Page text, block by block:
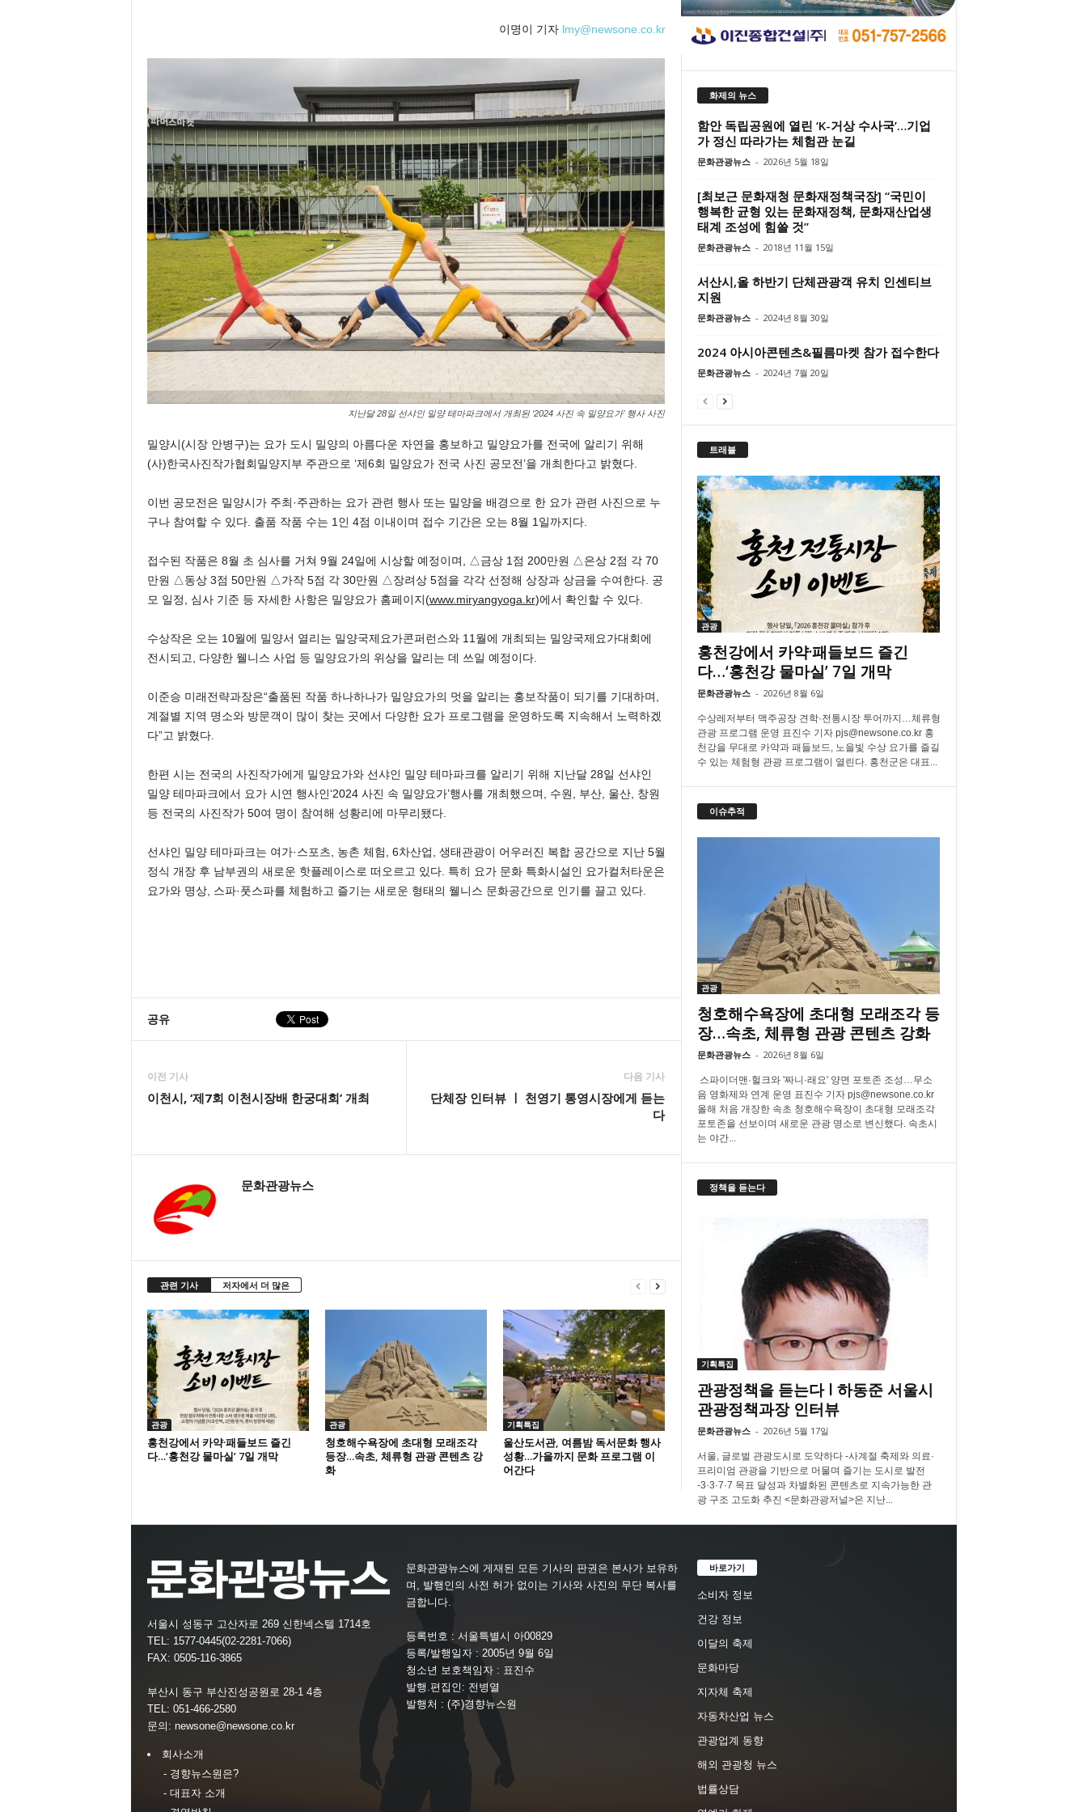
이명이 기자 lmy@newsone.co.kr
지난달 28일 선샤인 밀양 테마파크에서 개최된 ‘2024 사진 속 밀양요가’ 행사 사진
밀양시(시장 안병구)는 요가 도시 밀양의 아름다운 자연을 홍보하고 밀양요가를 전국에 알리기 위해
(사)한국사진작가협회밀양지부 주관으로 ‘제6회 밀양요가 전국 사진 공모전’을 개최한다고 밝혔다.
이번 공모전은 밀양시가 주최·주관하는 요가 관련 행사 또는 밀양을 배경으로 한 요가 관련 사진으로 누
구나 참여할 수 있다. 출품 작품 수는 1인 4점 이내이며 접수 기간은 오는 8월 1일까지다.
접수된 작품은 8월 초 심사를 거쳐 9월 24일에 시상할 예정이며, △금상 1점 200만원 △은상 2점 각 70
만원 △동상 3점 50만원 △가작 5점 각 30만원 △장려상 5점을 각각 선정해 상장과 상금을 수여한다. 공
모 일정, 심사 기준 등 자세한 사항은 밀양요가 홈페이지(www.miryangyoga.kr)에서 확인할 수 있다.
수상작은 오는 10월에 밀양서 열리는 밀양국제요가콘퍼런스와 11월에 개최되는 밀양국제요가대회에
전시되고, 다양한 웰니스 사업 등 밀양요가의 위상을 알리는 데 쓰일 예정이다.
이준승 미래전략과장은“출품된 작품 하나하나가 밀양요가의 멋을 알리는 홍보작품이 되기를 기대하며,
계절별 지역 명소와 방문객이 많이 찾는 곳에서 다양한 요가 프로그램을 운영하도록 지속해서 노력하겠
다”고 밝혔다.
한편 시는 전국의 사진작가에게 밀양요가와 선샤인 밀양 테마파크를 알리기 위해 지난달 28일 선샤인
밀양 테마파크에서 요가 시연 행사인‘2024 사진 속 밀양요가’행사를 개최했으며, 수원, 부산, 울산, 창원
등 전국의 사진작가 50여 명이 참여해 성황리에 마무리됐다.
선샤인 밀양 테마파크는 여가·스포츠, 농촌 체험, 6차산업, 생태관광이 어우러진 복합 공간으로 지난 5월
정식 개장 후 남부권의 새로운 핫플레이스로 떠오르고 있다. 특히 요가 문화 특화시설인 요가컬처타운은
요가와 명상, 스파·풋스파를 체험하고 즐기는 새로운 형태의 웰니스 문화공간으로 인기를 끌고 있다.
공유
이전 기사
이천시, ‘제7회 이천시장배 한궁대회’ 개최
다음 기사
단체장 인터뷰 ㅣ 천영기 통영시장에게 듣는
다
문화관광뉴스
관련 기사 저자에서 더 많은
관광
홍천강에서 카약·패들보드 즐긴
다…‘홍천강 물마실’ 7일 개막
관광
청호해수욕장에 초대형 모래조각
등장…속초, 체류형 관광 콘텐츠 강
화
기획특집
울산도서관, 여름밤 독서문화 행사
성황…가을까지 문화 프로그램 이
어간다
화제의 뉴스
함안 독립공원에 열린 ‘K-거상 수사국’…기업
가 정신 따라가는 체험관 눈길
문화관광뉴스 - 2026년 5월 18일
[최보근 문화재청 문화재정책국장] “국민이
행복한 균형 있는 문화재정책, 문화재산업생
태계 조성에 힘쓸 것”
문화관광뉴스 - 2018년 11월 15일
서산시,올 하반기 단체관광객 유치 인센티브
지원
문화관광뉴스 - 2024년 8월 30일
2024 아시아콘텐츠&필름마켓 참가 접수한다
문화관광뉴스 - 2024년 7월 20일
트래블
관광
홍천강에서 카약·패들보드 즐긴
다…‘홍천강 물마실’ 7일 개막
문화관광뉴스 - 2026년 8월 6일
수상레저부터 맥주공장 견학·전통시장 투어까지…체류형
관광 프로그램 운영 표진수 기자 pjs@newsone.co.kr 홍
천강을 무대로 카약과 패들보드, 노을빛 수상 요가를 즐길
수 있는 체험형 관광 프로그램이 열린다. 홍천군은 대표...
이슈추적
관광
청호해수욕장에 초대형 모래조각 등
장…속초, 체류형 관광 콘텐츠 강화
문화관광뉴스 - 2026년 8월 6일
스파이더맨·헐크와 '짜니·래요' 양면 포토존 조성…무소
음 영화제와 연계 운영 표진수 기자 pjs@newsone.co.kr
올해 처음 개장한 속초 청호해수욕장이 초대형 모래조각
포토존을 선보이며 새로운 관광 명소로 변신했다. 속초시
는 야간...
정책을 듣는다
기획특집
관광정책을 듣는다 l 하동준 서울시
관광정책과장 인터뷰
문화관광뉴스 - 2026년 5월 17일
서울, 글로벌 관광도시로 도약하다 -사계절 축제와 의료·
프리미엄 관광을 기반으로 머물며 즐기는 도시로 발전
-3·3·7·7 목표 달성과 차별화된 콘텐츠로 지속가능한 관
광 구조 고도화 추진 <문화관광저널>은 지난...
서울시 성동구 고산자로 269 신한넥스텔 1714호
TEL: 1577-0445(02-2281-7066)
FAX: 0505-116-3865
부산시 동구 부산진성공원로 28-1 4층
TEL: 051-466-2580
문의: newsone@newsone.co.kr
회사소개
- 경향뉴스원은?
- 대표자 소개
문화관광뉴스에 게재된 모든 기사의 판권은 본사가 보유하
며, 발행인의 사전 허가 없이는 기사와 사진의 무단 복사를
금합니다.
등록번호 : 서울특별시 아00829
등록/발행일자 : 2005년 9월 6일
청소년 보호책임자 : 표진수
발행.편집인: 전병열
발행처 : (주)경향뉴스원
바로가기
소비자 정보
건강 정보
이달의 축제
문화마당
지자체 축제
자동차산업 뉴스
관광업계 동향
해외 관광청 뉴스
법률상담